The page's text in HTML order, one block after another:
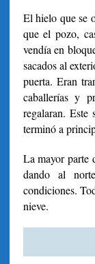
El hielo que se
que el pozo,
vendía en
sacados al
puerta. Eran
caballerías y
regalaran. Este
terminó a
La mayor parte
dando al
condiciones.
nieve.